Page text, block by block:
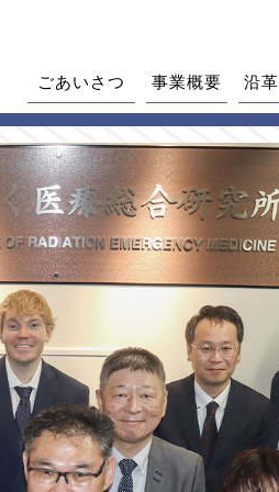
ごあいさつ 事業概要 沿革